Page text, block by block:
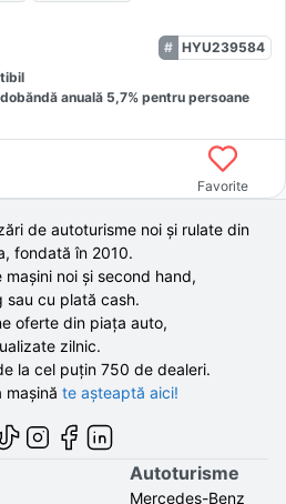
HYU239584
anuală 5,7% pentru persoane
Favorite
de autoturisme noi și rulate din
fondată în 2010.
mașini noi și second hand,
sau cu plată cash.
oferte din piața auto,
zilnic.
la cel puțin 750 de dealeri.
mașină te așteaptă aici!
Autoturisme
Mercedes-Benz